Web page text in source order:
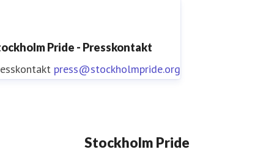
Pride - Presskontakt
press@stockholmpride.org
Stockholm Pride